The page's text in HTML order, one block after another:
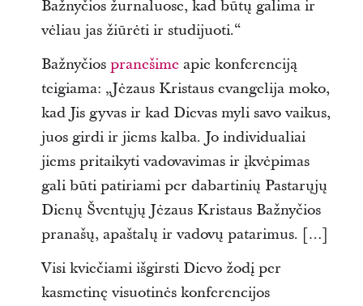
Bažnyčios žurnaluose, kad būtų galima ir
vėliau jas žiūrėti ir studijuoti.“
Bažnyčios pranešime apie konferenciją
teigiama: „Jėzaus Kristaus evangelija moko,
kad Jis gyvas ir kad Dievas myli savo vaikus,
juos girdi ir jiems kalba. Jo individualiai
jiems pritaikyti vadovavimas ir įkvėpimas
gali būti patiriami per dabartinių Pastarųjų
Dienų Šventųjų Jėzaus Kristaus Bažnyčios
pranašų, apaštalų ir vadovų patarimus. […]
Visi kviečiami išgirsti Dievo žodį per
kasmetinę visuotinės konferencijos